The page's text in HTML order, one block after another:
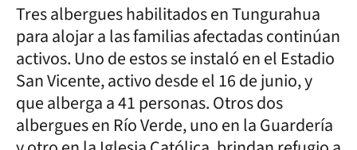
Tres albergues habilitados en Tungurahua
para alojar a las familias afectadas continúan
activos. Uno de estos se instaló en el Estadio
San Vicente, activo desde el 16 de junio, y
que alberga a 41 personas. Otros dos
albergues en Río Verde, uno en la Guardería